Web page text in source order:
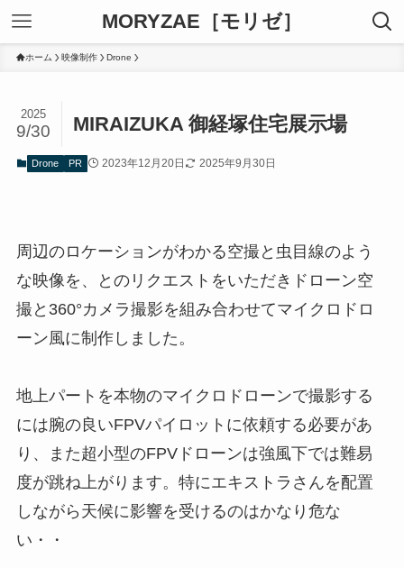
MORYZAE［モリゼ］
ホーム 映像制作 Drone
MIRAIZUKA 御経塚住宅展示場
2025
9/30
Drone PR 2023年12月20日 2025年9月30日
周辺のロケーションがわかる空撮と虫目線のよう
な映像を、とのリクエストをいただきドローン空
撮と360°カメラ撮影を組み合わせてマイクロドロ
ーン風に制作しました。
地上パートを本物のマイクロドローンで撮影する
には腕の良いFPVパイロットに依頼する必要があ
り、また超小型のFPVドローンは強風下では難易
度が跳ね上がります。特にエキストラさんを配置
しながら天候に影響を受けるのはかなり危な
い・・